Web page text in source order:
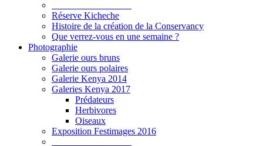
Réserve Kicheche
Histoire de la création de la Conservancy
Que verrez-vous en une semaine ?
Photographie
Galerie ours bruns
Galerie ours polaires
Galerie Kenya 2014
Galeries Kenya 2017
Prédateurs
Herbivores
Oiseaux
Exposition Festimages 2016